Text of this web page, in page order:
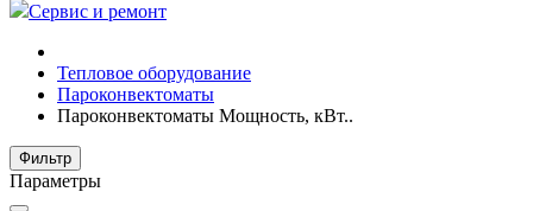
Сервис и ремонт
Тепловое оборудование
Пароконвектоматы
Пароконвектоматы Мощность, кВт..
Фильтр
Параметры